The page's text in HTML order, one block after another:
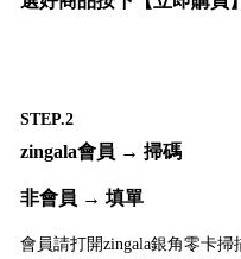
STEP.2
zingala會員 → 掃碼
非會員 → 填單
會員請打開zingala銀角零卡掃